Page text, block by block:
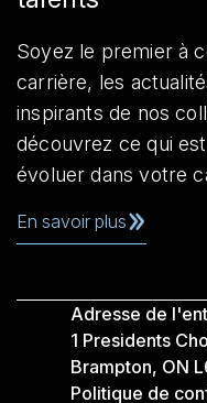
Soyez le premier à
carrière, les
inspirants de nos
découvrez ce qui
évoluer dans votre
En savoir plus
Adresse de
1 Presidents
Brampton, ON
Politique de